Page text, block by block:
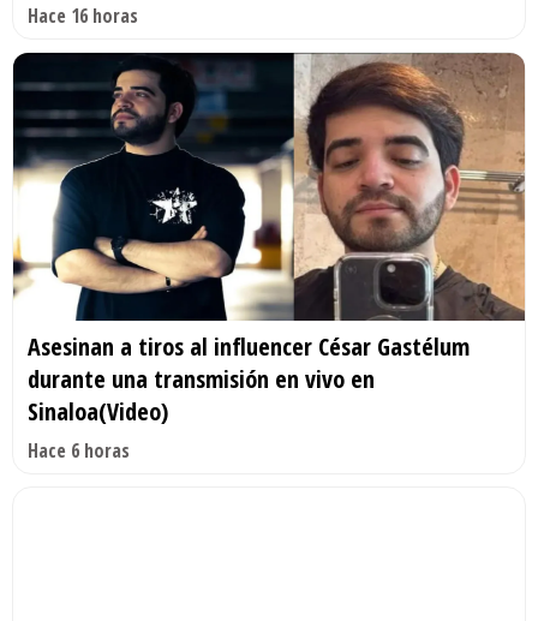
Hace 16 horas
Asesinan a tiros al influencer César Gastélum
durante una transmisión en vivo en
Sinaloa(Video)
Hace 6 horas